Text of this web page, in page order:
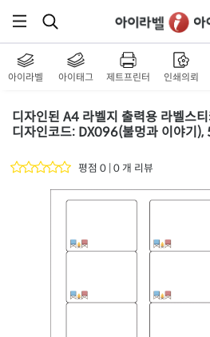
아이라벨 아이태그 제트프린터 인쇄의뢰
디자인된 A4 라벨지 출력용 라벨스
디자인코드: DX096(불멍과 이야기
평점 0 | 0 개 리뷰